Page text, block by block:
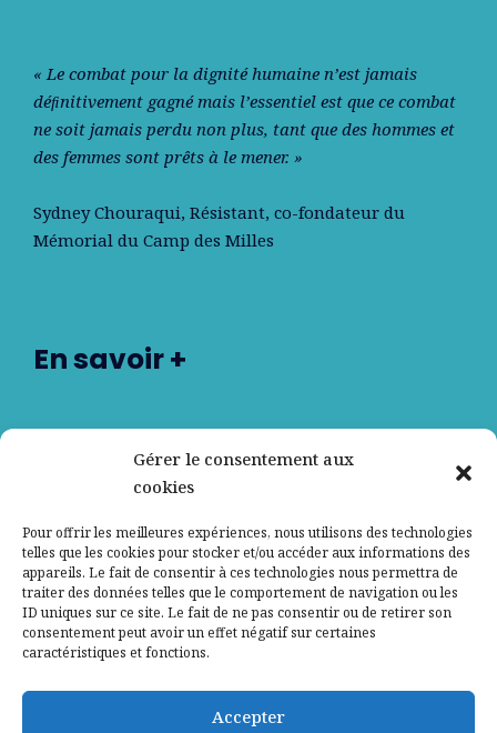
Gérer le consentement aux
cookies
Pour offrir les meilleures expériences, nous utilisons des technologies
telles que les cookies pour stocker et/ou accéder aux informations des
appareils. Le fait de consentir à ces technologies nous permettra de
traiter des données telles que le comportement de navigation ou les
ID uniques sur ce site. Le fait de ne pas consentir ou de retirer son
consentement peut avoir un effet négatif sur certaines
caractéristiques et fonctions.
Accepter
« Le combat pour la dignité humaine n’est jamais
déﬁnitivement gagné mais l’essentiel est que ce combat
ne soit jamais perdu non plus, tant que des hommes et
des femmes sont prêts à le mener. »
Sydney Chouraqui, Résistant, co-fondateur du
Mémorial du Camp des Milles
En savoir +
Nos partenaires
Contactez-nous
Mentions légales